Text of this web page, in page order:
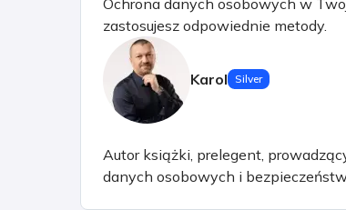
zastosujesz odpowiednie metody.
Karol Silver
Autor książki, prelegent,
danych osobowych i